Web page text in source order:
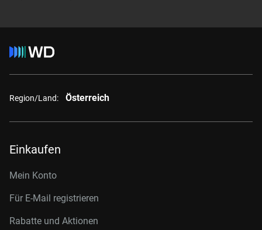
Region/Land: Österreich
Einkaufen
Mein Konto
Für E-Mail registrieren
Rabatte und Aktionen